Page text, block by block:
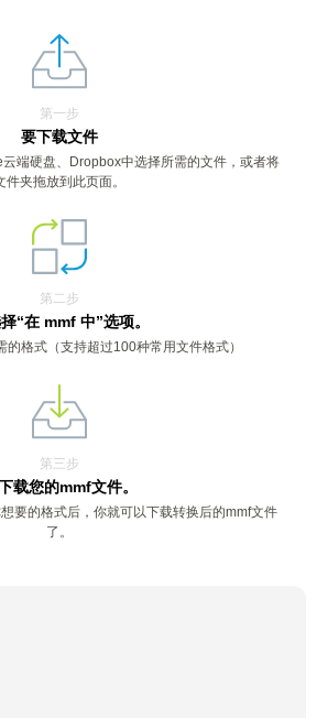
第一步
要下载文件
端硬盘、Dropbox中选择所需的文件，或者将
件夹拖放到此页面。
第二步
“在 mmf 中”选项。
的格式（支持超过100种常用文件格式）
第三步
载您的mmf文件。
要的格式后，你就可以下载转换后的mmf文件
了。